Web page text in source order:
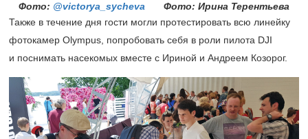
Фото: @victorya_sycheva
Фото: Ирина Терентьева
Также в течение дня гости могли протестировать всю линейку
фотокамер Olympus, попробовать себя в роли пилота DJI
и поснимать насекомых вместе с Ириной и Андреем Козорог.